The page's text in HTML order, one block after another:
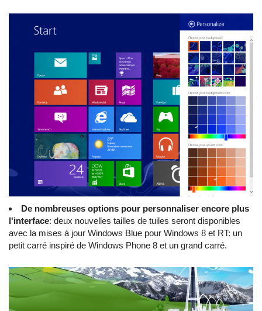
De nombreuses options pour personnaliser encore plus
l'interface: deux nouvelles tailles de tuiles seront disponibles
avec la mises à jour Windows Blue pour Windows 8 et RT: un
petit carré inspiré de Windows Phone 8 et un grand carré.